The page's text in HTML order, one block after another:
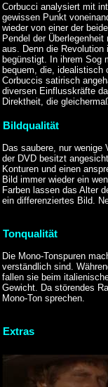
Corbucci analysiert mit
gewissen Punkt
wieder von einer der
Pendel der
aus. Denn die
begünstigt. In ihrem Sog
bequem, die, idealistisch
Corbuccis satirisch
diversen Einflusskräfte
Direktheit, die
Bildqualität
Das saubere, nur wenige
der DVD besitzt
Konturen und einen
Bild immer wieder ein
Farben lassen das Alter
ein differenziertes Bild.
Tonqualität
Die Mono-Tonspuren
verständlich sind.
fallen sie beim
Gewicht. Da störendes
Mono-Ton sprechen.
Extras